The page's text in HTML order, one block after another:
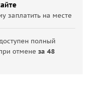
заплатить на месте
полный
отменеза 48